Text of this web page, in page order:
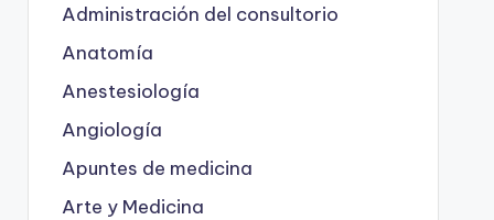
Administración del consultorio
Anatomía
Anestesiología
Angiología
Apuntes de medicina
Arte y Medicina